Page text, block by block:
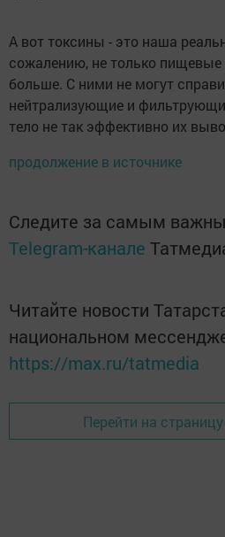
А вот токсины - это наша
сожалению, не только
больше. С ними не могут
нейтрализующие и
тело не так эффективно их
продолжение в источнике
Следите за самым
Telegram-канале
Читайте новости
национальном
https://max.ru/tatmedia
Перейти на